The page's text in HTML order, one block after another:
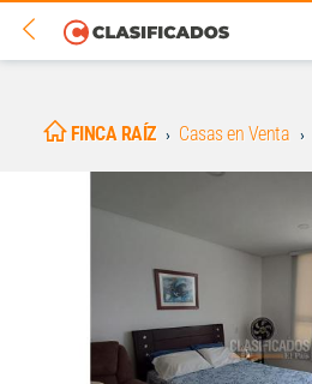
FINCA RAÍZ Casas en Venta